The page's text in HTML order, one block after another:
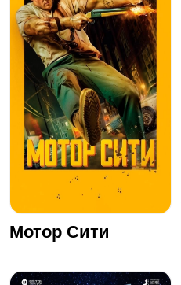
Мотор Сити